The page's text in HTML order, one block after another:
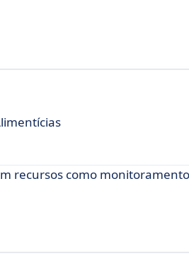
recursos como